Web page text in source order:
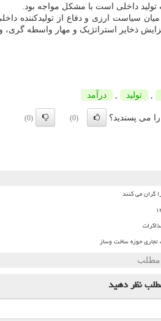
تولید داخلی است با مشکل مواجه بود.
میان سیاست ارزی و دفاع از تولیدکننده
ذخایر استراتژیک و مهار واسطه گری،
, تولید , درآمد
می پسندید؟ (0)
(0)
گران می کنند
مطلب
نظر دهید